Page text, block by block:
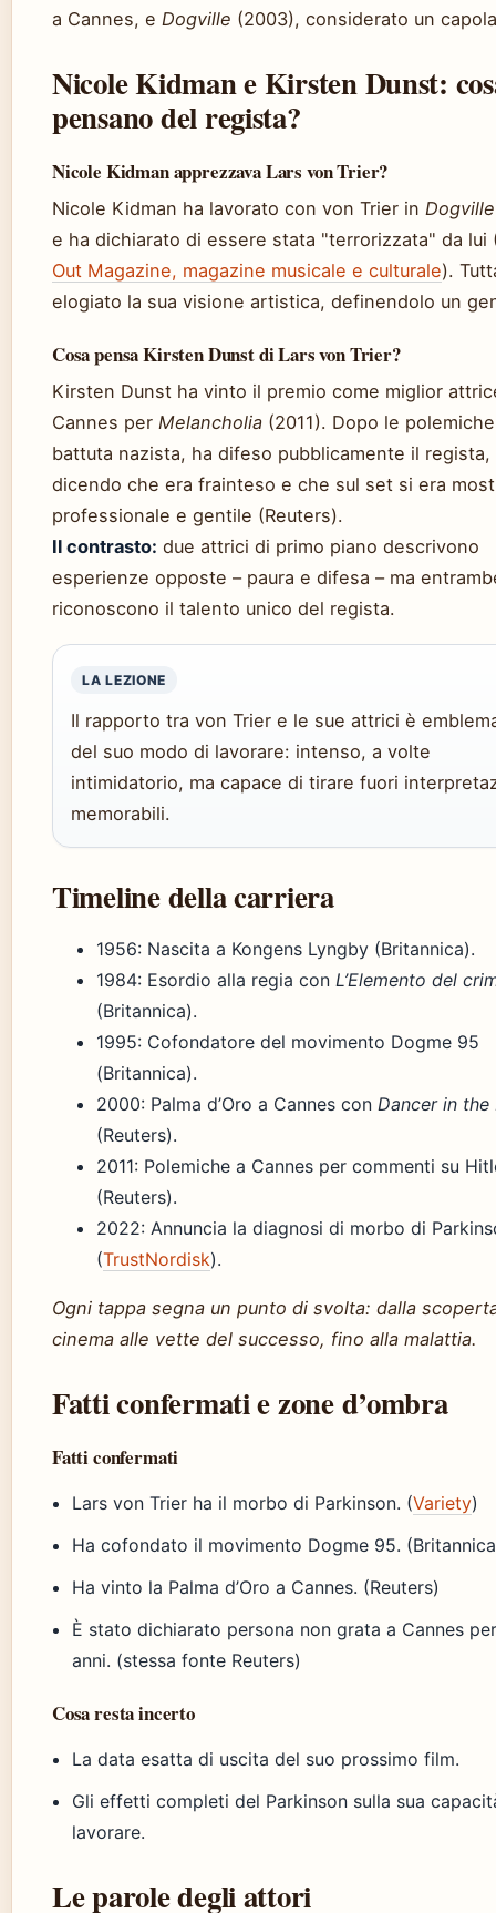
a Cannes, e Dogville (2003), considerato un
Nicole Kidman e Kirsten Dunst:
pensano del regista?
Nicole Kidman apprezzava Lars von Trier?
Nicole Kidman ha lavorato con von Trier in Dogville
e ha dichiarato di essere stata
terrorizzata
da lui
Out Magazine, magazine musicale e culturale).
elogiato la sua visione artistica, definendolo un
Cosa pensa Kirsten Dunst di Lars von Trier?
Kirsten Dunst ha vinto il premio come miglior
Cannes per Melancholia (2011). Dopo le
battuta nazista, ha difeso pubblicamente il regista,
dicendo che era frainteso e che sul set si era
professionale e gentile (Reuters).
Il contrasto: due attrici di primo piano descrivono
esperienze opposte – paura e difesa – ma
riconoscono il talento unico del regista.
LA LEZIONE
Il rapporto tra von Trier e le sue attrici è
del suo modo di lavorare: intenso, a volte
intimidatorio, ma capace di tirare fuori
memorabili.
Timeline della carriera
1956: Nascita a Kongens Lyngby (Britannica).
1984: Esordio alla regia con L’Elemento del
(Britannica).
1995: Cofondatore del movimento Dogme 95
(Britannica).
2000: Palma d’Oro a Cannes con Dancer in the
(Reuters).
2011: Polemiche a Cannes per commenti su
(Reuters).
2022: Annuncia la diagnosi di morbo di
(TrustNordisk).
Ogni tappa segna un punto di svolta: dalla
cinema alle vette del successo, fino alla malattia.
Fatti confermati e zone d’ombra
Fatti confermati
Lars von Trier ha il morbo di Parkinson. (Variety)
Ha cofondato il movimento Dogme 95.
Ha vinto la Palma d’Oro a Cannes. (Reuters)
È stato dichiarato persona non grata a Cannes
anni. (stessa fonte Reuters)
Cosa resta incerto
La data esatta di uscita del suo prossimo film.
Gli effetti completi del Parkinson sulla sua
lavorare.
Le parole degli attori